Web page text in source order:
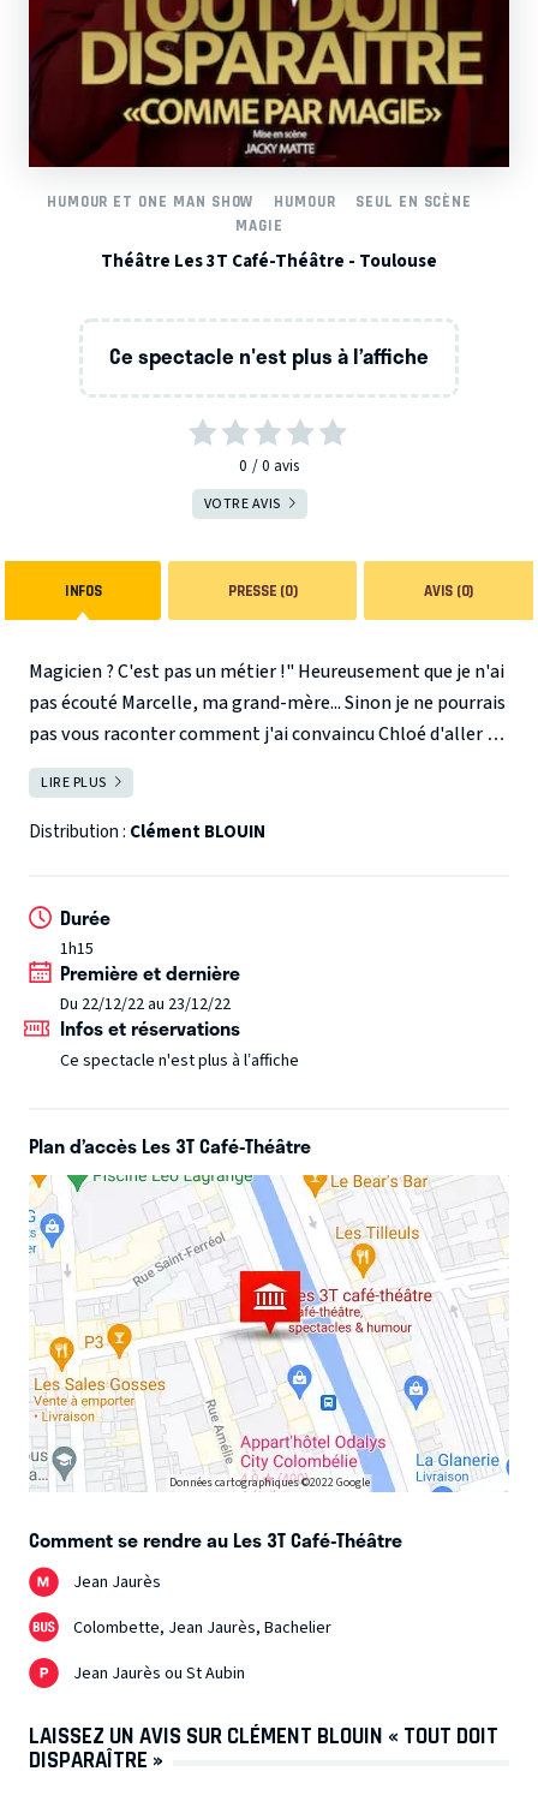
HUMOUR ET ONE MAN SHOW HUMOUR
SEUL EN SCÈNE
MAGIE
Théâtre Les 3T Café-Théâtre - Toulouse
Ce spectacle n'est plus à l’affiche
0 0 avis
VOTRE AVIS
INFOS PRESSE (0) AVIS (0)
Magicien ? C'est pas un métier !" Heureusement que je n'ai
pas écouté Marcelle, ma grand-mère... Sinon je ne pourrais
pas vous raconter comment j'ai convaincu Chloé d'aller au
cinéma avec moi à 14 ans, ma rivalité avec Florentin, mes
expériences de G.O au Club Med ou encore mes premières
années à Paris ! Et tout ça... grâce à la magie !
commun"Le Parisien
"Insaisissable dandi drôle et touchant"
LIRE PLUS
Distribution : Clément BLOUIN
Durée
1h15
Première et dernière
Du 22/12/22 au 23/12/22
Infos et réservations
Ce spectacle n'est plus à l’affiche
Plan d’accès Les 3T Café-Théâtre
Données cartographiques ©2022 Google
Comment se rendre au Les 3T Café-Théâtre
Jean Jaurès
Colombette, Jean Jaurès, Bachelier
Jean Jaurès ou St Aubin
LAISSEZ UN AVIS SUR CLÉMENT BLOUIN « TOUT DOIT
DISPARAÎTRE »